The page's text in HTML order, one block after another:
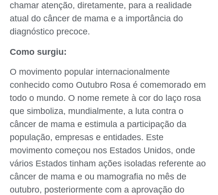
chamar atenção, diretamente, para a realidade
atual do câncer de mama e a importância do
diagnóstico precoce.
Como surgiu:
O movimento popular internacionalmente
conhecido como Outubro Rosa é comemorado em
todo o mundo. O nome remete à cor do laço rosa
que simboliza, mundialmente, a luta contra o
câncer de mama e estimula a participação da
população, empresas e entidades. Este
movimento começou nos Estados Unidos, onde
vários Estados tinham ações isoladas referente ao
câncer de mama e ou mamografia no mês de
outubro, posteriormente com a aprovação do